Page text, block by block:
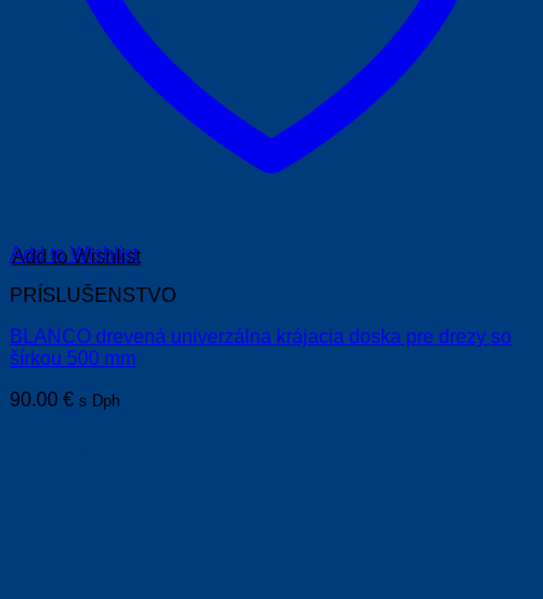
Add to Wishlist
PRÍSLUŠENSTVO
BLANCO drevená univerzálna krájacia doska pre drezy so
šírkou 500 mm
90.00 € s Dph